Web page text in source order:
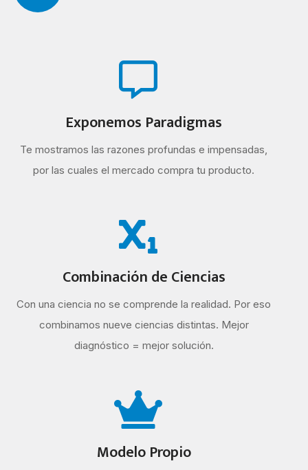
Exponemos Paradigmas
Te mostramos las razones profundas e impensadas,
por las cuales el mercado compra tu producto.
Combinación de Ciencias
Con una ciencia no se comprende la realidad. Por eso
combinamos nueve ciencias distintas. Mejor
diagnóstico = mejor solución.
Modelo Propio